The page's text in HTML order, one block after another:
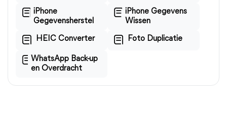
iPhone
Gegevensherstel
iPhone Gegevens
Wissen
HEIC Converter Foto Duplicatie
WhatsApp Back-up
en Overdracht